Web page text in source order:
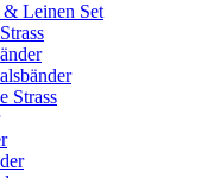
& Leinen Set
Strass